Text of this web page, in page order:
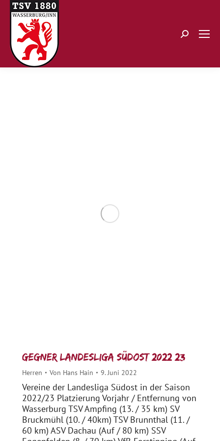
Search:
Gegner Landesliga Südost 2022/23
Herren Von Hans Hain 9. Juni 2022
Vereine der Landesliga Südost in der Saison
2022/23 Platzierung Vorjahr / Entfernung von
Wasserburg TSV Ampfing (13. / 35 km) SV
Bruckmühl (10. / 40km) TSV Brunnthal (11. /
60 km) ASV Dachau (Auf / 80 km) SSV